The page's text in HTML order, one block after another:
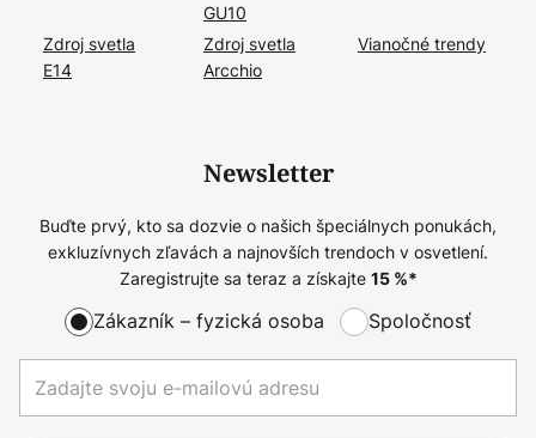
GU10
Zdroj svetla
E14
Zdroj svetla
Arcchio
Vianočné trendy
Newsletter
Buďte prvý, kto sa dozvie o našich špeciálnych ponukách,
exkluzívnych zľavách a najnovších trendoch v osvetlení.
Zaregistrujte sa teraz a získajte 15%*
Zákazník – fyzická osoba Spoločnosť